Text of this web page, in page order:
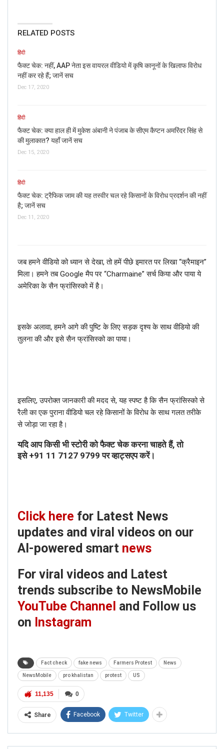
RELATED POSTS
हिंदी
फैक्ट चेक: नहीं, AAP नेता इस वायरल वीडियो में कृषि कानूनों के खिलाफ विरोध
नहीं कर रहे हैं; जानें सच
Dec 17, 2020
हिंदी
फैक्ट चेक: क्या हाल ही में मुकेश अंबानी ने पंजाब के सीएम कैप्टन अमरिंदर सिंह से
की मुलाकात? यहाँ जानें सच
Dec 15, 2020
हिंदी
फैक्ट चेक: ट्रैफिक जाम की यह तस्वीर चल रहे किसानों के विरोध प्रदर्शन की नहीं
है; जानें सच
Dec 11, 2020
जब हमने वीडियो को ध्यान से देखा, तो हमें पीछे इमारत पर लिखा “क्रैमाइन”
मिला। हमने तब Google मैप पर “Charmaine” सर्च किया और पाया ये
अमेरिका के सैन फ्रांसिस्को में है।
इसके अलावा, हमने आगे की पुष्टि के लिए सड़क दृश्य के साथ वीडियो की
तुलना की और इसे सैन फ्रांसिस्को का पाया।
इसलिए, उपरोक्त जानकारी की मदद से, यह स्पष्ट है कि सैन फ्रांसिस्को से
रैली का एक पुराना वीडियो चल रहे किसानों के विरोध के साथ गलत तरीके
से जोड़ा जा रहा है।
यदि आप किसी भी स्टोरी को फैक्ट चेक करना चाहते हैं, तो
इसे+91 11 7127 9799पर व्हाट्सएप करें।
Click here for Latest News
updates and viral videos on our
AI-powered smart news
For viral videos and Latest
trends subscribe to NewsMobile
YouTube Channel and Follow us
on Instagram
Fact check fake news Farmers Protest News
NewsMobile pro khalistan protest US
0
11,135
Share Facebook Twitter